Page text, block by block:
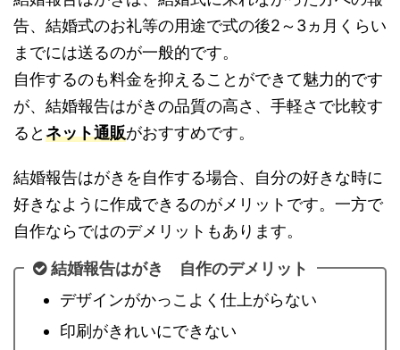
告、結婚式のお礼等の用途で式の後2～3ヵ月くらい
までには送るのが一般的です。
自作するのも料金を抑えることができて魅力的です
が、結婚報告はがきの品質の高さ、手軽さで比較す
るとネット通販がおすすめです。
結婚報告はがきを自作する場合、自分の好きな時に
好きなように作成できるのがメリットです。一方で
自作ならではのデメリットもあります。
結婚報告はがき 自作のデメリット
デザインがかっこよく仕上がらない
印刷がきれいにできない